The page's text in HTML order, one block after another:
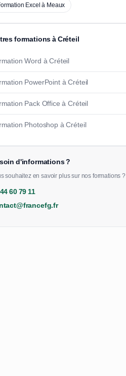
Excel à Meaux
formations à Créteil
Word à Créteil
PowerPoint à Créteil
Pack Office à Créteil
Photoshop à Créteil
d'informations ?
souhaitez en savoir plus sur nos formations ?
60 79 11